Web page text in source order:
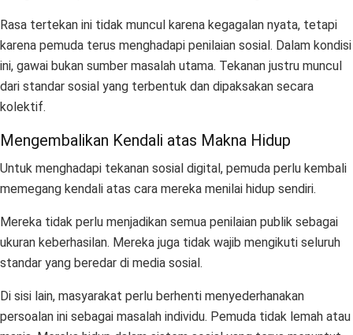
Rasa tertekan ini tidak muncul karena kegagalan nyata, tetapi
karena pemuda terus menghadapi penilaian sosial. Dalam kondisi
ini, gawai bukan sumber masalah utama. Tekanan justru muncul
dari standar sosial yang terbentuk dan dipaksakan secara
kolektif.
Mengembalikan Kendali atas Makna Hidup
Untuk menghadapi tekanan sosial digital, pemuda perlu kembali
memegang kendali atas cara mereka menilai hidup sendiri.
Mereka tidak perlu menjadikan semua penilaian publik sebagai
ukuran keberhasilan. Mereka juga tidak wajib mengikuti seluruh
standar yang beredar di media sosial.
Di sisi lain, masyarakat perlu berhenti menyederhanakan
persoalan ini sebagai masalah individu. Pemuda tidak lemah atau